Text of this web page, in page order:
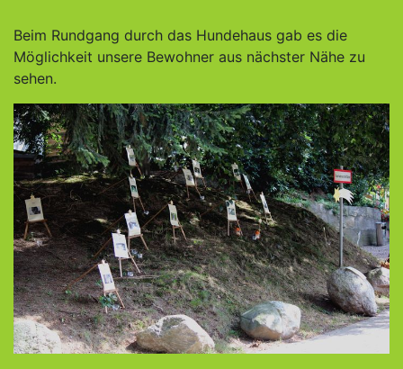
Beim Rundgang durch das Hundehaus gab es die
Möglichkeit unsere Bewohner aus nächster Nähe zu
sehen.